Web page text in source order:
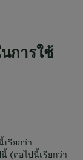
การใช้
รียกว่า
(ต่อไปนี้เรียกว่า